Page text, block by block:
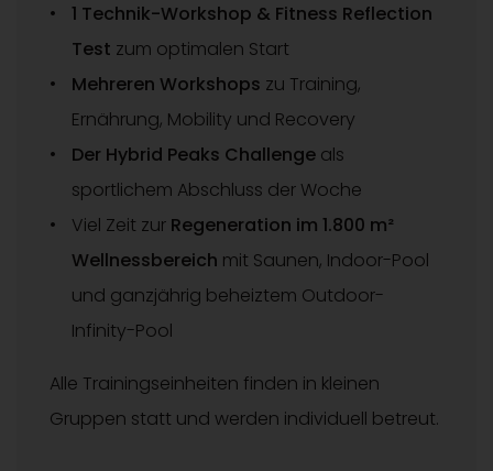
1 Technik-Workshop & Fitness Reflection
Test zum optimalen Start
Mehreren Workshops zu Training,
Ernährung, Mobility und Recovery
Der Hybrid Peaks Challenge als
sportlichem Abschluss der Woche
Viel Zeit zur Regeneration im 1.800 m²
Wellnessbereich mit Saunen, Indoor-Pool
und ganzjährig beheiztem Outdoor-
Infinity-Pool
Alle Trainingseinheiten finden in kleinen
Gruppen statt und werden individuell betreut.